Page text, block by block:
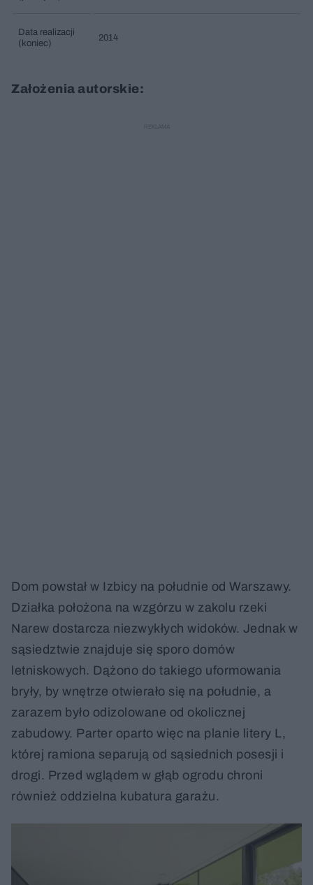
Data realizacji
(koniec)
2014
Założenia autorskie:
Dom powstał w Izbicy na południe od Warszawy.
Działka położona na wzgórzu w zakolu rzeki
Narew dostarcza niezwykłych widoków. Jednak w
sąsiedztwie znajduje się sporo domów
letniskowych. Dążono do takiego uformowania
bryły, by wnętrze otwierało się na południe, a
zarazem było odizolowane od okolicznej
zabudowy. Parter oparto więc na planie litery L,
której ramiona separują od sąsiednich posesji i
drogi. Przed wglądem w głąb ogrodu chroni
również oddzielna kubatura garażu.